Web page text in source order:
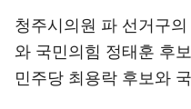
청주시의원 파 선거구
와 국민의힘 정태훈 후
민주당 최용락 후보와